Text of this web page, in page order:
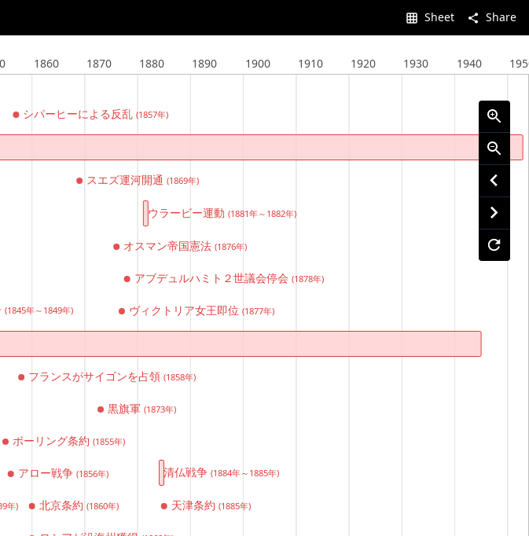
Sheet Share
(1845年～1849年)
シパーヒーによる反乱(1857年)
スエズ運河開通(1869年)
ウラービー運動 (1881年～1882年)
年)
オスマン帝国憲法(1876年)
アブデュルハミト２世議会停会 (1878年)
ヴィクトリア女王即位 (1877年)
フランスがサイゴンを占領(1858年)
黒旗軍(1873年)
清仏戦争(1884年～1885年)
天津条約 (1885年)
ボーリング条約 (1855年)
アロー戦争 (1856年)
北京条約 (1860年)
1860 1870 1880 1890 1900 1910 1920 1930 1940